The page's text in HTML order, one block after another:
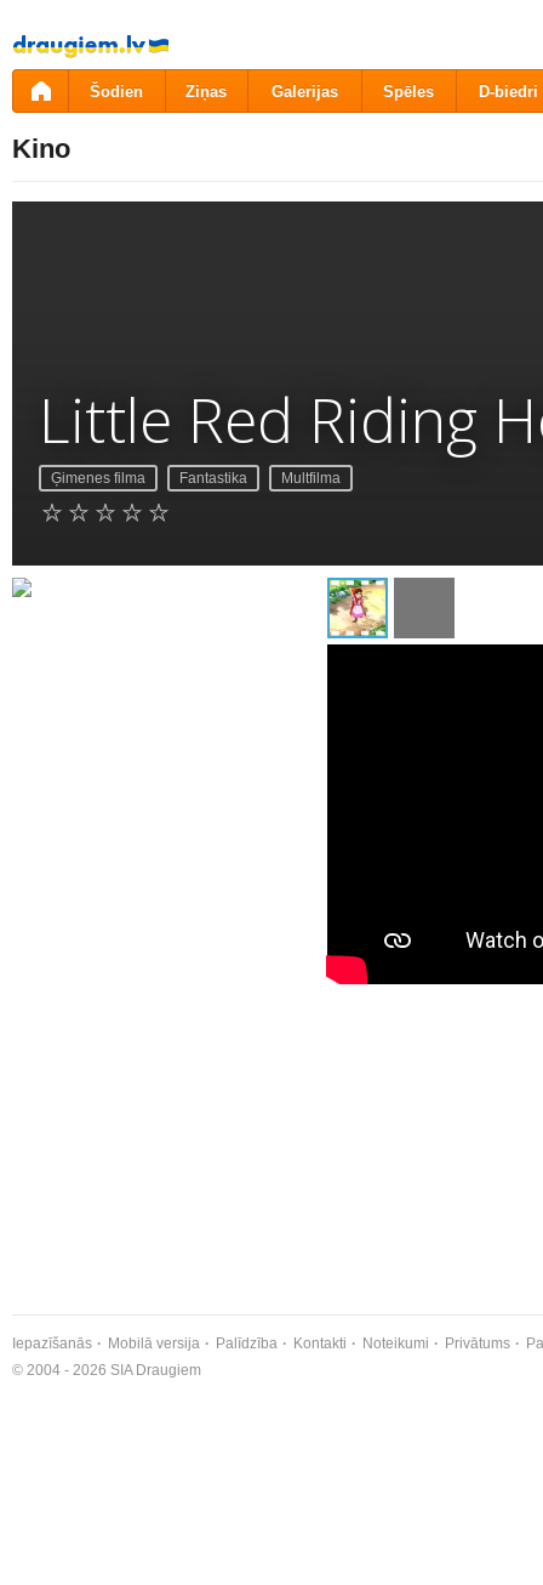
Pāriet
uz
saturu
Šodien Ziņas Galerijas Spēles D-biedri
Kino
Little Red Riding
Ģimenes filma Fantastika Multfilma
Iepazīšanās Mobilā versija Palīdzība Kontakti Noteikumi Privātums
© 2004 - 2026 SIA Draugiem